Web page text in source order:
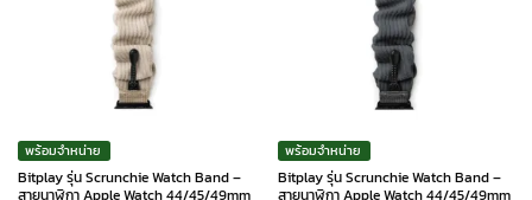
พร้อมจำหน่าย
Bitplay รุ่น Scrunchie Watch Band –
พร้อมจำหน่าย
Bitplay รุ่น Scrunchie Watch Band –